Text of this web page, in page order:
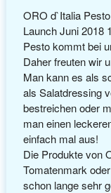
ORO d`Italia
Launch Juni 2018
Pesto kommt bei
Daher freuten wir
Man kann es als
als Salatdressing
bestreichen oder
man einen
einfach mal aus!
Die Produkte von
Tomatenmark
schon lange sehr